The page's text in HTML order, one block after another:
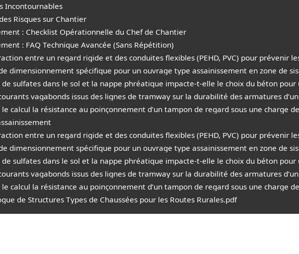
Incontournables
Risques sur Chantier
: Checklist Opérationnelle du Chef de Chantier
: FAQ Technique Avancée (Sans Répétition)
entre un regard rigide et des conduites flexibles (PEHD, PVC) pour prévenir
dimensionnement spécifique pour un ouvrage type assainissement en zone de
sulfates dans le sol et la nappe phréatique impacte-t-elle le choix du béton pour
vagabonds issus des lignes de tramway sur la durabilité des armatures
calcul la résistance au poinçonnement d’un tampon de regard sous une charge
entre un regard rigide et des conduites flexibles (PEHD, PVC) pour prévenir
dimensionnement spécifique pour un ouvrage type assainissement en zone de
sulfates dans le sol et la nappe phréatique impacte-t-elle le choix du béton pour
vagabonds issus des lignes de tramway sur la durabilité des armatures
calcul la résistance au poinçonnement d’un tampon de regard sous une charge
de Structures Types de Chaussées pour les Routes Rurales.pdf